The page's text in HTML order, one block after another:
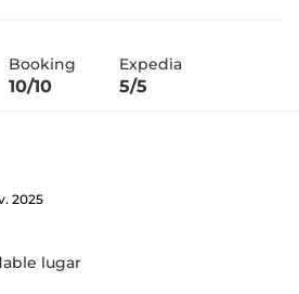
Booking
10/10
Expedia
5/5
2025
lugar